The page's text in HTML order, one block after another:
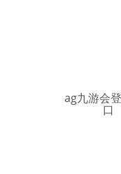
ag九游会
口